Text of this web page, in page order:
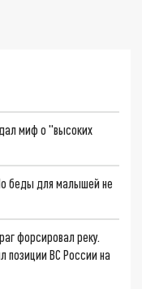
миф о "высоких
беды для малышей не
форсировал реку.
позиции ВС России на